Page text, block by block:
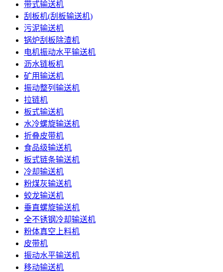
带式输送机
刮板机(刮板输送机)
污泥输送机
锅炉刮板除渣机
电机振动水平输送机
沥水链板机
矿用输送机
振动整列输送机
拉链机
板式输送机
水冷螺旋输送机
折叠皮带机
食品级输送机
板式链条输送机
冷却输送机
粉煤灰输送机
蛟龙输送机
垂直螺旋输送机
全不锈钢冷却输送机
粉体真空上料机
皮带机
振动水平输送机
移动输送机